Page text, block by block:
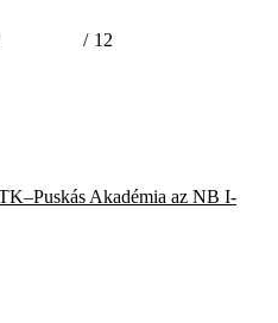
/ 12
Akadémia az NB I-